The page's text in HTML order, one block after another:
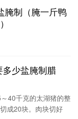
腌制（腌一斤鸭
少盐腌制腊
40千克的太湖猪的整
成20块。肉块切好